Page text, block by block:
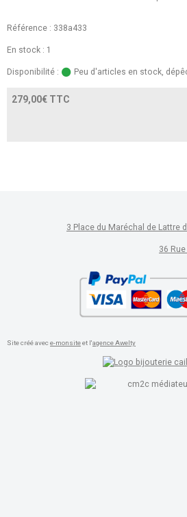
Référence : 338a433
En stock : 1
Disponibilité : Peu d'articles en stock,
279,00€ TTC
3 Place du Maréchal de Lattre
36
Site créé avece-monsiteet l'agence Awelty